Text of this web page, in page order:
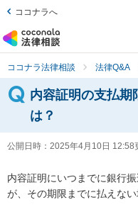
ココナラへ
ココナラ法律相談 法律Q&A
内容証明の支払期
は？
公開日時： 2025年4月10日 12:58
内容証明にいつまでに銀行
が、その期限までに払えな